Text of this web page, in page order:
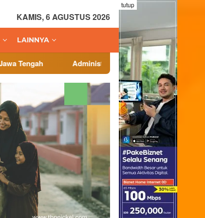
tutup
KAMIS, 6 AGUSTUS 2026
LAINNYA
Administrasi Veteran Jadi Fokus, Badan Cadangan